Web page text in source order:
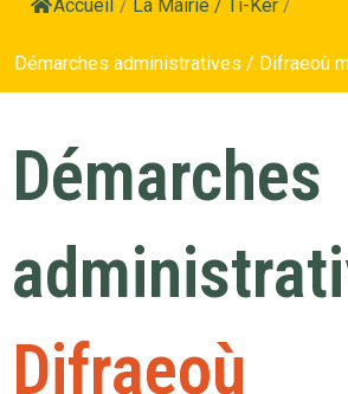
Accueil / La Mairie / Ti-Kêr /
Démarches administratives / Difraeoù
Démarches
Difraeoù